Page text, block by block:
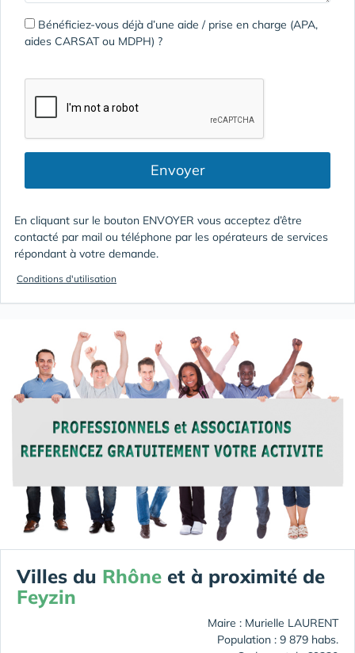
Bénéficiez-vous déjà d’une aide / prise en charge (APA,
aides CARSAT ou MDPH) ?
Envoyer
En cliquant sur le bouton ENVOYER vous acceptez d’être
contacté par mail ou téléphone par les opérateurs de services
répondant à votre demande.
Conditions d'utilisation
Villes du Rhône et à proximité de
Feyzin
Maire : Murielle LAURENT
Population : 9 879 habs.